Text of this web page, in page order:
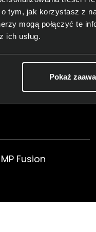
tym, jak korzystasz z
mogą połączyć te
ich usług.
Pokaż
Fusion